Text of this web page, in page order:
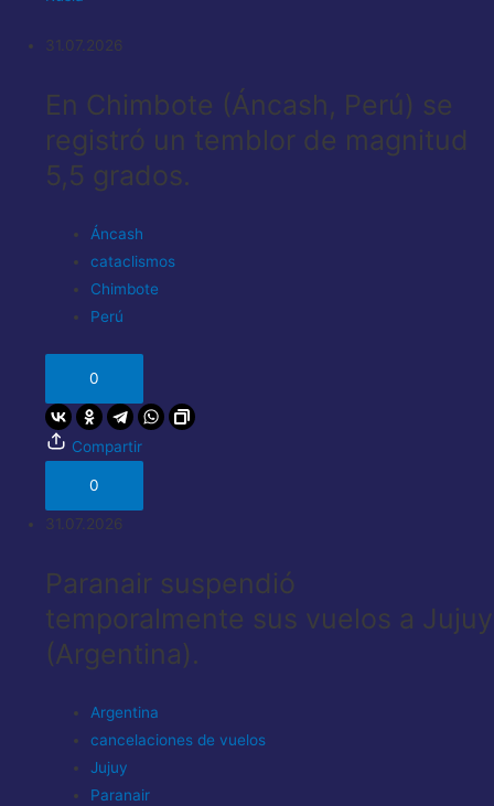
31.07.2026
En Chimbote (Áncash, Perú) se
registró un temblor de magnitud
5,5 grados.
Áncash
cataclismos
Chimbote
Perú
0
Compartir
0
31.07.2026
Paranair suspendió
temporalmente sus vuelos a Jujuy
(Argentina).
Argentina
cancelaciones de vuelos
Jujuy
Paranair